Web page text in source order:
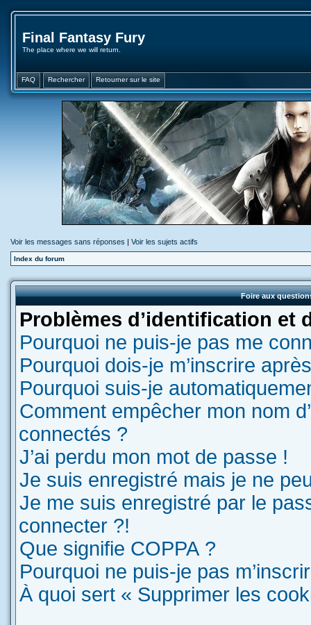
Final Fantasy Fury
The place where we will return.
FAQ Rechercher Retourner sur le site
Voir les messages sans réponses | Voir les sujets actifs
Index du forum
Foire aux
Problèmes d’identification et
Pourquoi ne puis-je pas me
Pourquoi dois-je m’inscrire
Pourquoi suis-je
Comment empêcher mon nom
connectés ?
J’ai perdu mon mot de passe !
Je suis enregistré mais je ne
Je me suis enregistré par le
connecter ?!
Que signifie COPPA ?
Pourquoi ne puis-je pas
À quoi sert « Supprimer les